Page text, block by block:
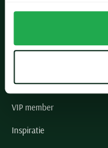
Paul & Shark specialist
VIP member
Inspiratie